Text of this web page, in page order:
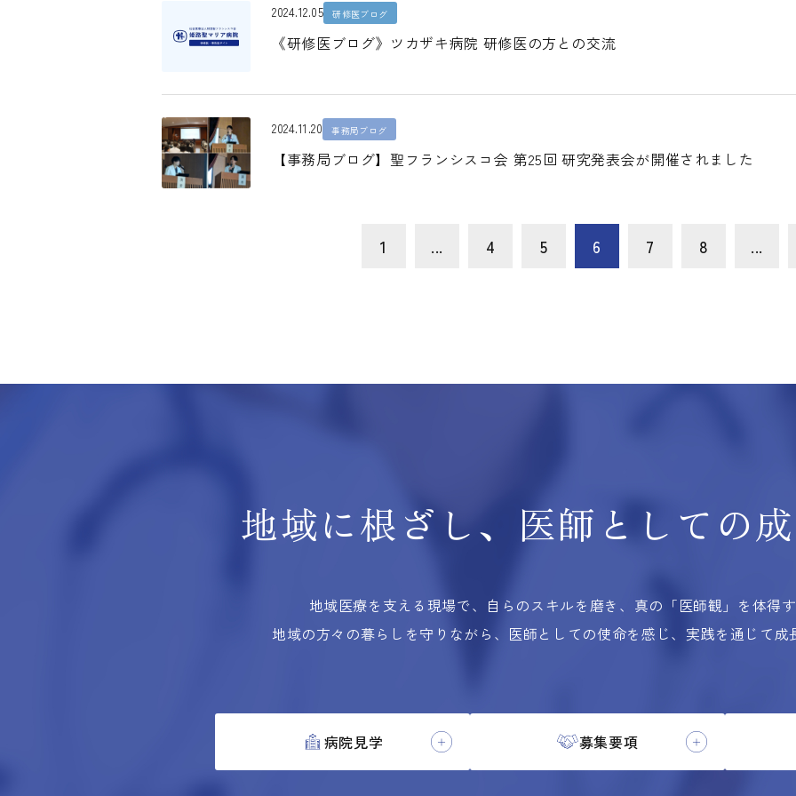
2024.12.05 研修医ブログ
《研修医ブログ》ツカザキ病院 研修医の方との交流
2024.11.20 事務局ブログ
【事務局ブログ】聖フランシスコ会 第25回 研究発表会が開催されました
1 ... 4 5 6 7 8 ...
地域に根ざし、 医師としての
地域医療を支える現場で、自らのスキルを磨き、 真の「医師観」を体得
地域の方々の暮らしを守りながら、医師としての使命を感じ、実践を通じて
病院見学 募集要項